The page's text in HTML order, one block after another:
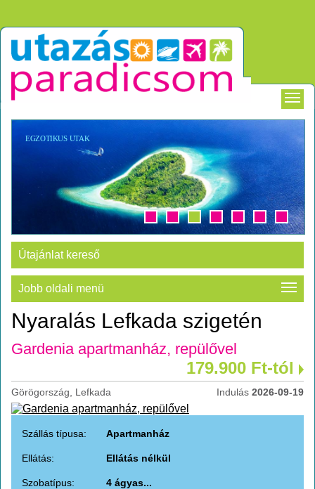
EGZOTIKUS UTAK
Útajánlat kereső
Jobb oldali menü
Nyaralás Lefkada szigetén
Gardenia apartmanház, repülővel
179.900 Ft-tól
Görögország, Lefkada Indulás 2026-09-19
Szállás típusa: Apartmanház
Ellátás: Ellátás nélkül
Szobatípus:
4 ágyas...